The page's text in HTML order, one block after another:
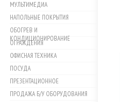
МУЛЬТИМЕДИА
НАПОЛЬНЫЕ ПОКРЫТИЯ
ОБОГРЕВ И
КОНДИЦИОНИРОВАНИЕ
ОГРАЖДЕНИЯ
ОФИСНАЯ ТЕХНИКА
ПОСУДА
ПРЕЗЕНТАЦИОННОЕ
ПРОДАЖА Б/У ОБОРУДОВАНИЯ